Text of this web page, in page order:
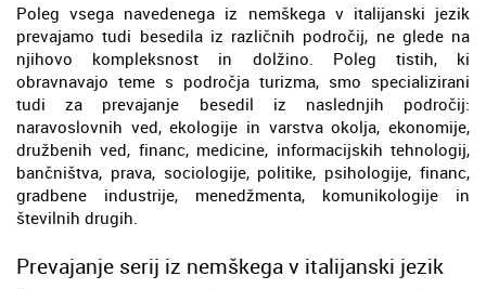
Poleg vsega navedenega iz nemškega v italijanski jezik
prevajamo tudi besedila iz različnih področij, ne glede na
njihovo kompleksnost in dolžino. Poleg tistih, ki
obravnavajo teme s področja turizma, smo specializirani
tudi za prevajanje besedil iz naslednjih področij:
naravoslovnih ved, ekologije in varstva okolja, ekonomije,
družbenih ved, financ, medicine, informacijskih tehnologij,
bančništva, prava, sociologije, politike, psihologije, financ,
gradbene industrije, menedžmenta, komunikologije in
številnih drugih.
Prevajanje serij iz nemškega v italijanski jezik